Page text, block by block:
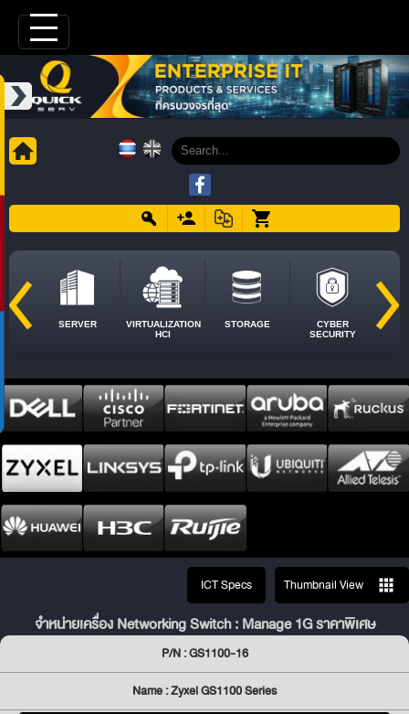
SERVER
VIRTUALIZATION
HCI
STORAGE
CYBER
SECURITY
ICT Specs Thumbnail View
จำหน่ายเครื่อง Networking Switch : Manage 1G ราคาพิเศษ
P/N : GS1100-16
Name : Zyxel GS1100 Series